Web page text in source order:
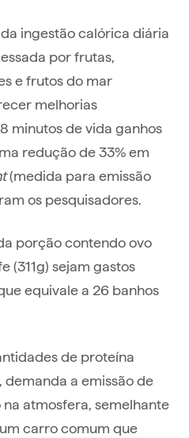
ingestão calórica diária
por frutas,
e frutos do mar
melhorias
minutos de vida ganhos
redução de 33% em
(medida para emissão
os pesquisadores.
porção contendo ovo
(311g) sejam gastos
equivale a 26 banhos
de proteína
demanda a emissão de
atmosfera, semelhante
carro comum que